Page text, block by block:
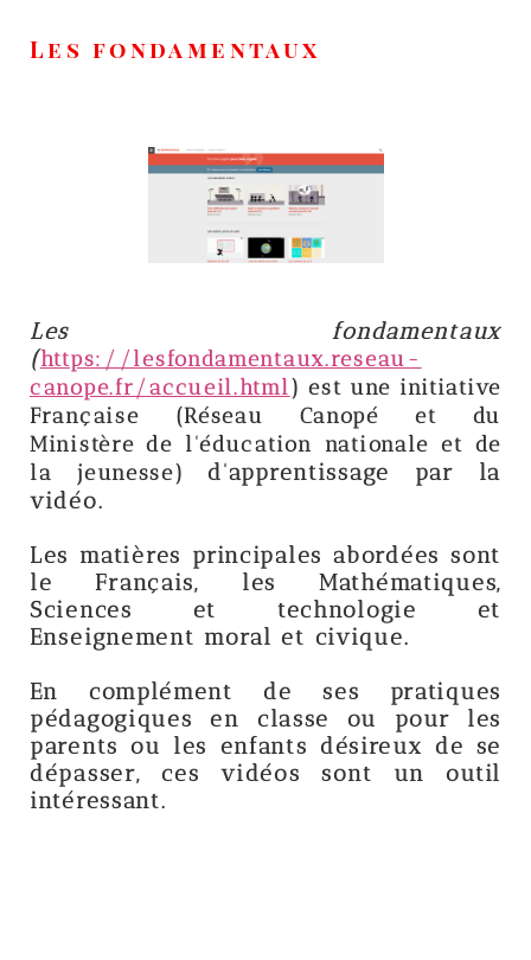
Les fondamentaux
Les fondamentaux
(https://lesfondamentaux.reseau-
canope.fr/accueil.html) est une initiative
Française (Réseau Canopé et du
Ministère de l'éducation nationale et de
la jeunesse)d'apprentissage par la
vidéo.
Les matières principales abordées sont
le Français, les Mathématiques,
Sciences et technologie et
Enseignement moral et civique.
En complément de ses pratiques
pédagogiques en classe ou pour les
parents ou les enfants désireux de se
dépasser, ces vidéos sont un outil
intéressant.